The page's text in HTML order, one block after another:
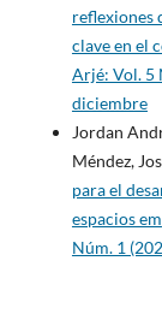
reflexiones
clave en el
Arjé: Vol. 5
diciembre
Jordan
Méndez,
para el
espacios
Núm. 1